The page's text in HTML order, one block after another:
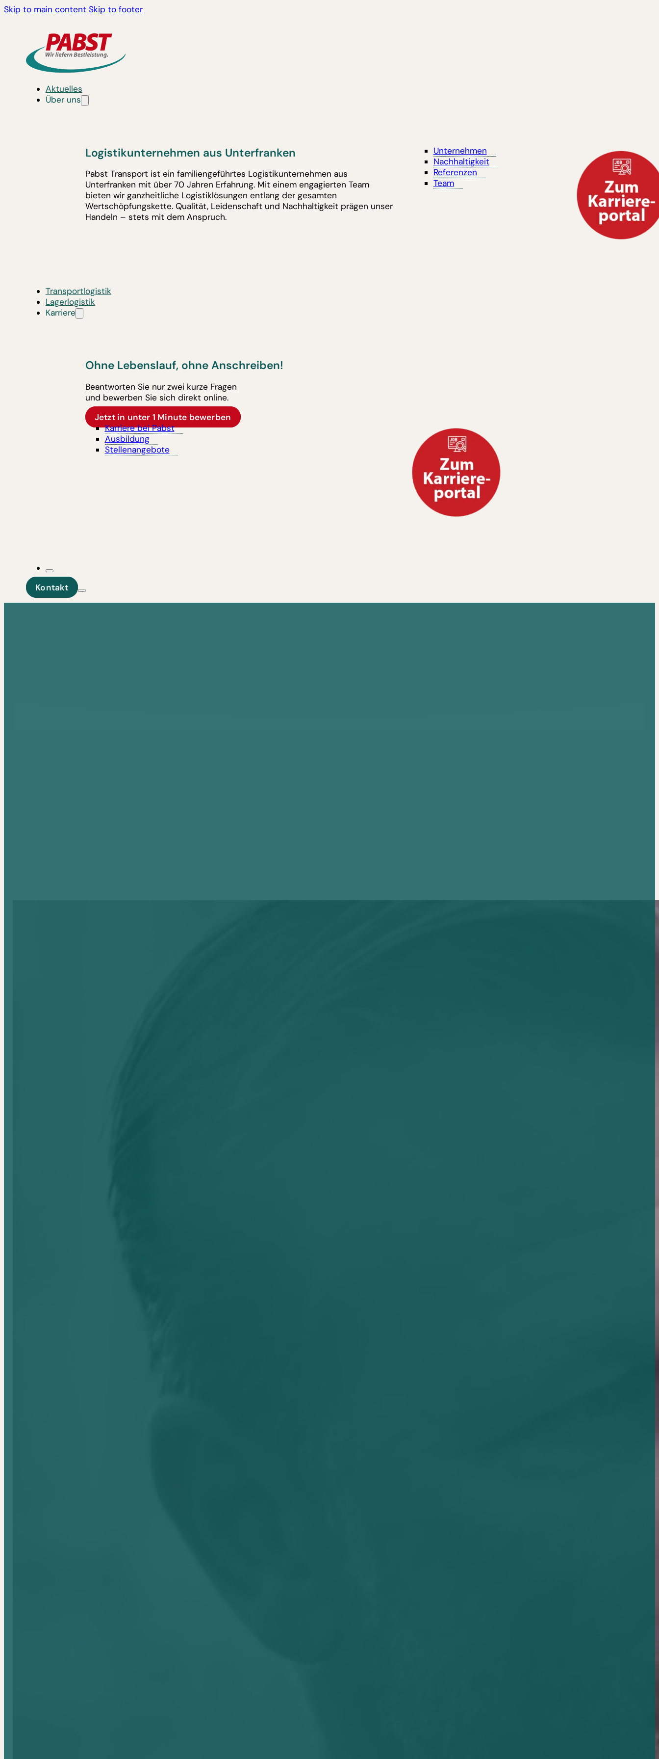
Skip to main content Skip to footer
Aktuelles
Über uns
Logistikunternehmen aus Unterfranken
Pabst Transport ist ein familiengeführtes Logistikunternehmen aus
Unterfranken mit über 70 Jahren Erfahrung. Mit einem engagierten Team
bieten wir ganzheitliche Logistiklösungen entlang der gesamten
Wertschöpfungskette. Qualität, Leidenschaft und Nachhaltigkeit prägen unser
Handeln – stets mit dem Anspruch.
Unternehmen
Nachhaltigkeit
Referenzen
Team
Transportlogistik
Lagerlogistik
Karriere
Ohne Lebenslauf, ohne Anschreiben!
Beantworten Sie nur zwei kurze Fragen
und bewerben Sie sich direkt online.
Jetzt in unter 1 Minute bewerben
Karriere bei Pabst
Ausbildung
Stellenangebote
Kontakt